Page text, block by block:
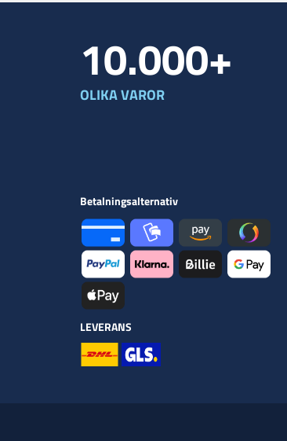
10.000+
OLIKA VAROR
Betalningsalternativ
LEVERANS